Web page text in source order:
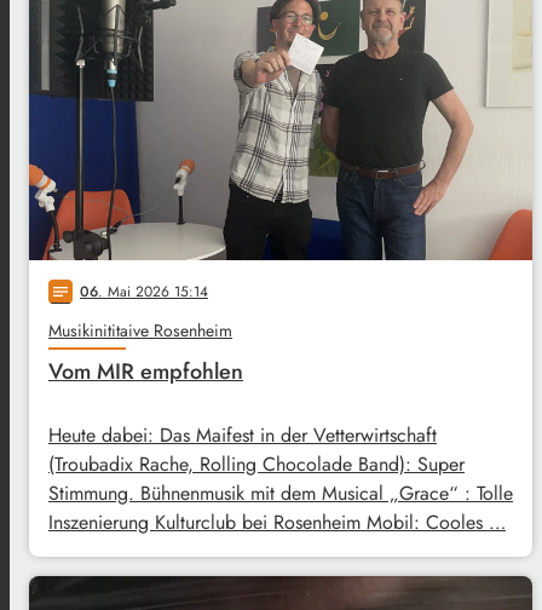
notes 06. Mai 2026 15:14
Musikinititaive Rosenheim
Vom MIR empfohlen
Heute dabei: Das Maifest in der Vetterwirtschaft
(Troubadix Rache, Rolling Chocolade Band): Super
Stimmung. Bühnenmusik mit dem Musical „Grace“ : Tolle
Inszenierung Kulturclub bei Rosenheim Mobil: Cooles …